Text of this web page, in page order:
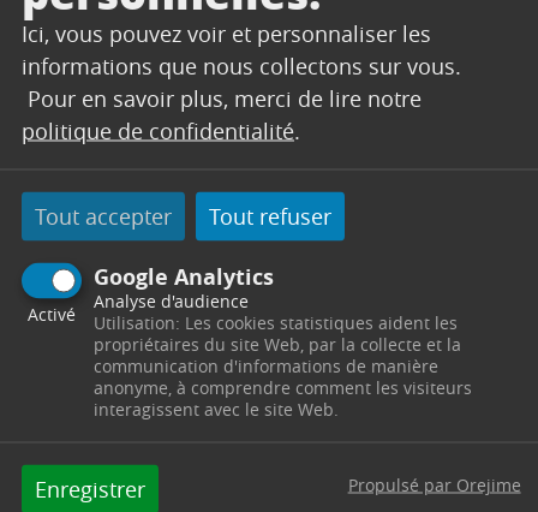
Ici, vous pouvez voir et personnaliser les
informations que nous collectons sur vous.
Pour en savoir plus, merci de lire notre
politique de confidentialité.
Tout accepter Tout refuser
Google Analytics
Activé
Analyse d'audience
Utilisation: Les cookies statistiques aident les
propriétaires du site Web, par la collecte et la
communication d'informations de manière
anonyme, à comprendre comment les visiteurs
interagissent avec le site Web.
Enregistrer Propulsé par Orejime
AFRICAINE SABAR &
MANDINGUE –
DIMANCHE 3 DÉCEMBRE
DE 10H-13H